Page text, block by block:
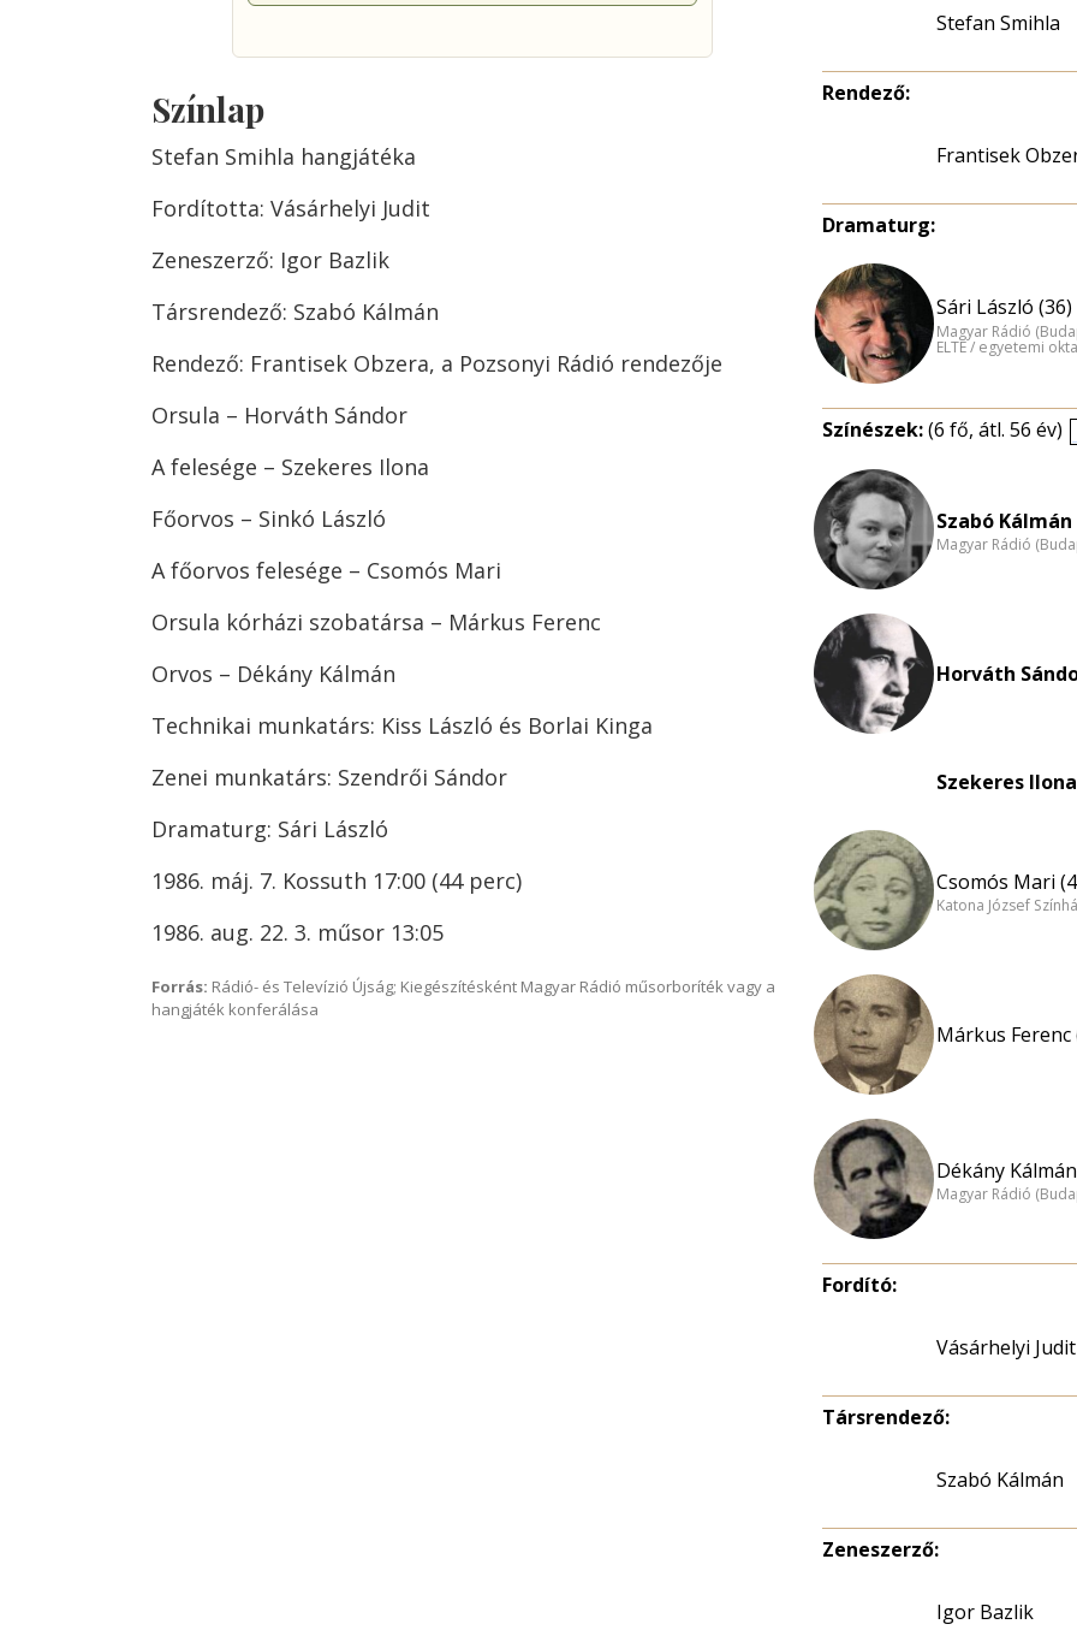
Színlap
Stefan Smihla hangjátéka
Fordította: Vásárhelyi Judit
Zeneszerző: Igor Bazlik
Társrendező: Szabó Kálmán
Rendező: Frantisek Obzera, a Pozsonyi Rádió rendezője
Orsula – Horváth Sándor
A felesége – Szekeres Ilona
Főorvos – Sinkó László
A főorvos felesége – Csomós Mari
Orsula kórházi szobatársa – Márkus Ferenc
Orvos – Dékány Kálmán
Technikai munkatárs: Kiss László és Borlai Kinga
Zenei munkatárs: Szendrői Sándor
Dramaturg: Sári László
1986. máj. 7. Kossuth 17:00 (44 perc)
1986. aug. 22. 3. műsor 13:05
Forrás: Rádió- és Televízió Újság; Kiegészítésként Magyar Rádió műsorboríték vagy a
hangjáték konferálása
Stefan Smihla
Rendező:
Frantisek
Dramaturg:
Sári László (36)
Magyar Rádió
ELTE / egyetemi
Színészek:(6 fő, átl. 56 év)
Szabó Kálmán
Magyar Rádió
Horváth
Szekeres
Csomós Mari
Katona József
Márkus Ferenc
Dékány
Magyar Rádió
Fordító:
Vásárhelyi Judit
Társrendező:
Szabó Kálmán
Zeneszerző:
Igor Bazlik